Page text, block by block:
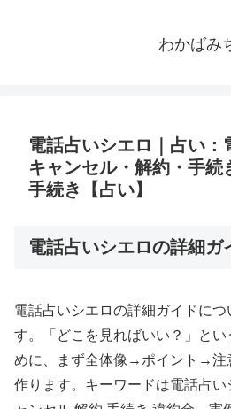
わかばみ
電話占いシエロ｜占い：
キャンセル・解約・手続
手続き【占い】
電話占いシエロの詳細ガ
電話占いシエロの詳細ガイドにつ
す。「どこを見ればいい？」と
めに、まず全体像→ポイント→注
作ります。キーワードは電話占い